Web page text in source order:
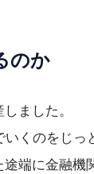
のか
ました。
くのをじっ
端に金融機